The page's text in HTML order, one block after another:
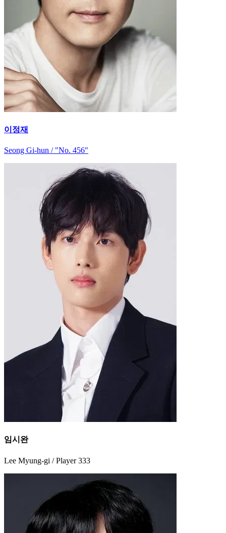
이정재
Seong Gi-hun / "No. 456"
임시완
Lee Myung-gi / Player 333